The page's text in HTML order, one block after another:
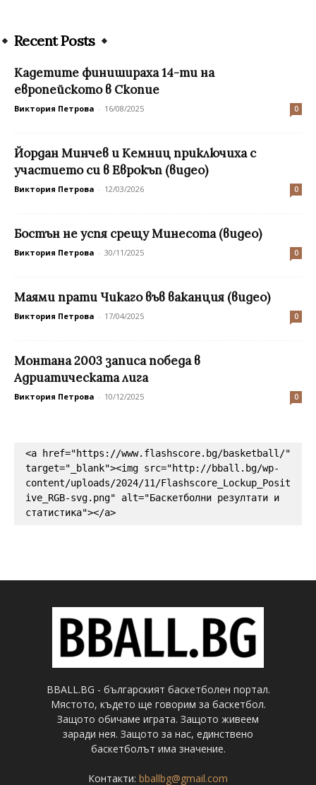
Recent Posts
Кадетите финишираха 14-ти на
европейското в Скопие
Виктория Петрова - 16/08/2025 0
Йордан Минчев и Кемниц приключиха с
участието си в Еврокъп (видео)
Виктория Петрова - 12/03/2026 0
Бостън не успя срещу Минесота (видео)
Виктория Петрова - 30/11/2025 0
Маями прати Чикаго във ваканция (видео)
Виктория Петрова - 17/04/2025 0
Монтана 2003 записа победа в
Адриатическата лига
Виктория Петрова - 10/12/2025 0
<a href="https://www.flashscore.bg/basketball/"
target="_blank"><img src="http://bball.bg/wp-
content/uploads/2024/11/Flashscore_Lockup_Posit
ive_RGB-svg.png" alt="Баскетболни резултати и
статистика"></a>
BBALL.BG - българският баскетболен портал.
Мястото, където ще говорим за баскетбол.
Защото обичаме играта. Защото живеем
заради нея. Защото за нас, единствено
баскетболът има значение.
Контакти: bballbg@gmail.com